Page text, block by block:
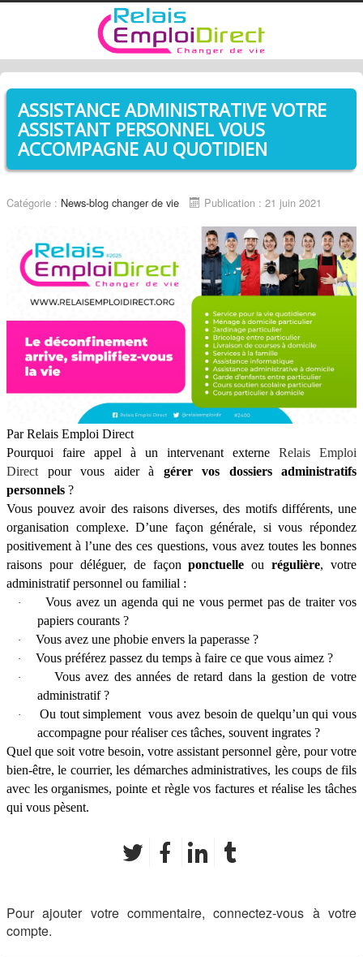
ASSISTANCE ADMINISTRATIVE VOTRE
ASSISTANT PERSONNEL VOUS
ACCOMPAGNE AU QUOTIDIEN
Catégorie : News-blog changer de vie Publication : 21 juin 2021
Par Relais Emploi Direct
Pourquoi faire appel à un intervenant externe Relais Emploi
Direct pour vous aider à gérer vos dossiers administratifs
personnels ?
Vous pouvez avoir des raisons diverses, des motifs différents, une
organisation complexe. D’une façon générale, si vous répondez
positivement à l’une des ces questions, vous avez toutes les bonnes
raisons pour déléguer, de façonponctuelle ourégulière, votre
administratif personnel ou familial :
·
Vous avez un agenda qui ne vous permet pas de traiter vos
papiers courants ?
· Vous avez une phobie envers la paperasse ?
· Vous préférez passez du temps à faire ce que vous aimez ?
·
Vous avez des années de retard dans la gestion de votre
administratif ?
·
Ou tout simplement vous avez besoin de quelqu’un qui vous
accompagne pour réaliser ces tâches, souvent ingrates ?
Quel que soit votre besoin, votre assistant personnel gère, pour votre
bien-être, le courrier, les démarches administratives, les coups de fils
avec les organismes, pointe et règle vos factures et réalise les tâches
qui vous pèsent.
Pour ajouter votre commentaire, connectez-vous à votre
compte.